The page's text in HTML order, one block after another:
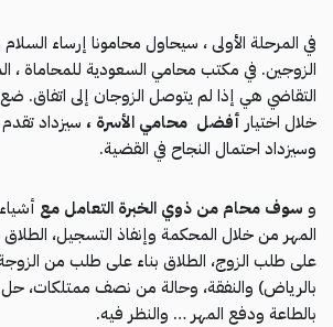
في المرحلة الأولى ، سيحاول محامونا إرساء السلام
الزوجين. في مكتب محامي السعودية للمحاماة ،
التقاضي هي إذا لم يتوصل الزوجان إلى اتفاق.
خلال اختيار أفضل محامي الأسرة ، سيزداد
وسيزداد احتمال النجاح في القضية.
و سوف محام من ذوي الخبرة التعامل مع
المهر من خلال المحكمة وإنفاذ التسجيل، الطلاق
على طلب الزوج، الطلاق بناء على طلب من
بالرياض) والنفقة، وحالة من نصف ممتلكات، حل
بالطاعة ودفع المهر … والنظر فيه.